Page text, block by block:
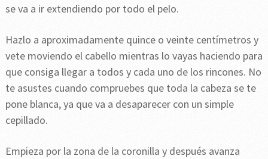
se va a ir extendiendo por todo el pelo.
Hazlo a aproximadamente quince o veinte centímetros y
vete moviendo el cabello mientras lo vayas haciendo para
que consiga llegar a todos y cada uno de los rincones. No
te asustes cuando compruebes que toda la cabeza se te
pone blanca, ya que va a desaparecer con un simple
cepillado.
Empieza por la zona de la coronilla y después avanza